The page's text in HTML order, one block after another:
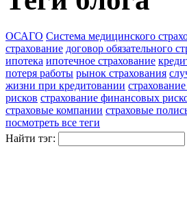
ОСАГО Система медицинского
страхование договор обязательного
ипотека ипотечное страхование
потеря работы рынок страхования
жизни при кредитовании страхование
рисков страхование финансовых
страховые компании страховые
посмотреть все теги
Найти тэг: